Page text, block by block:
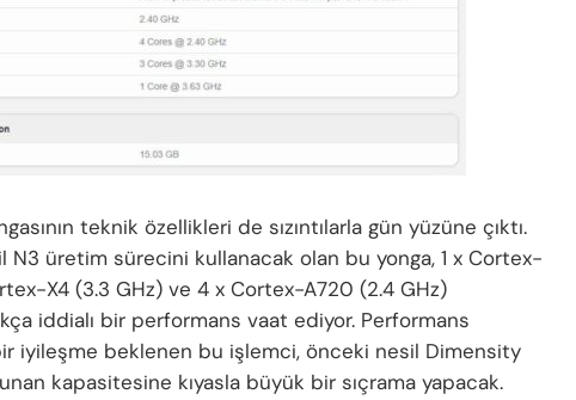
teknik özellikleri de sızıntılarla gün yüzüne çıktı.
N3 üretim sürecini kullanacak olan bu yonga, 1 x Cortex-
X4 (3.3 GHz) ve 4 x Cortex-A720 (2.4 GHz)
iddialı bir performans vaat ediyor. Performans
bir iyileşme beklenen bu işlemci, önceki nesil Dimensity
kapasitesine kıyasla büyük bir sıçrama yapacak.